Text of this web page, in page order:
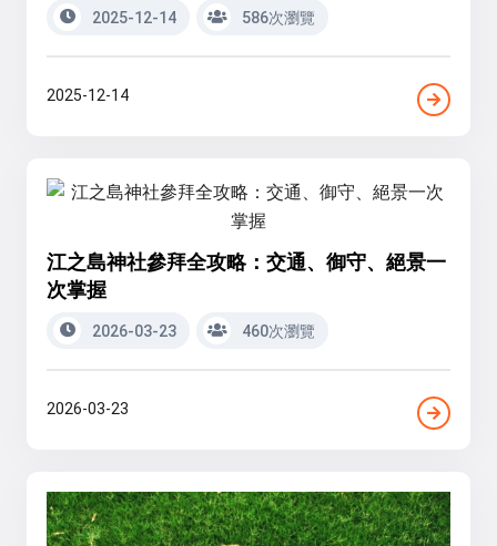
2025-12-14 586次瀏覽
2025-12-14
江之島神社參拜全攻略：交通、御守、絕景一
次掌握
2026-03-23 460次瀏覽
2026-03-23